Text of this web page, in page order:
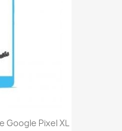
Google Pixel XL